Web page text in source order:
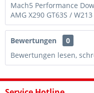
Mach5 Performance
AMG X290 GT63S /
Bewertungen
0
Bewertungen lesen,